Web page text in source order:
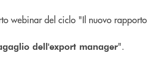
webinar del ciclo "Il nuovo rapporto
dell'export manager".